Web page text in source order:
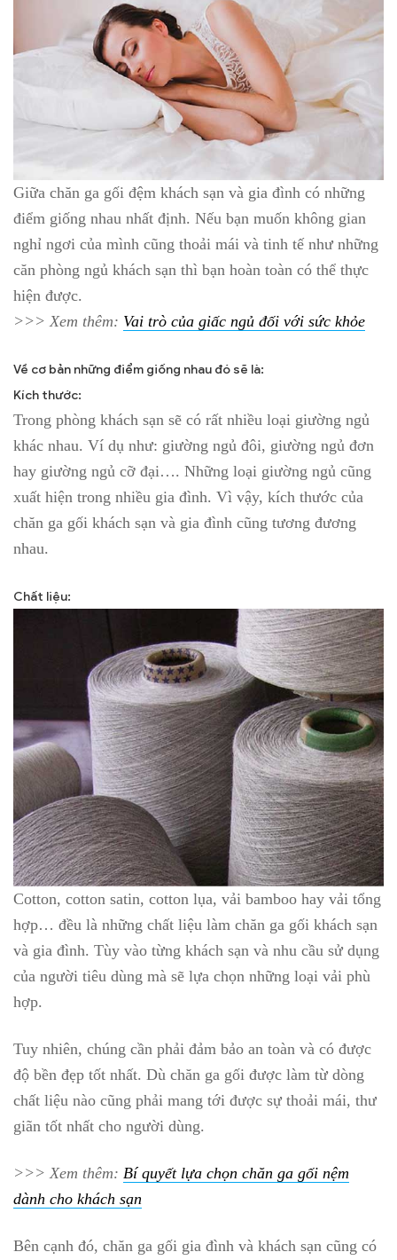
Giữa chăn ga gối đệm khách sạn và gia đình có những
điểm giống nhau nhất định. Nếu bạn muốn không gian
nghỉ ngơi của mình cũng thoải mái và tinh tế như những
căn phòng ngủ khách sạn thì bạn hoàn toàn có thể thực
hiện được.
>>> Xem thêm: Vai trò của giấc ngủ đối với sức khỏe
Về cơ bản những điểm giống nhau đó sẽ là:
Kích thước:
Trong phòng khách sạn sẽ có rất nhiều loại giường ngủ
khác nhau. Ví dụ như: giường ngủ đôi, giường ngủ đơn
hay giường ngủ cỡ đại…. Những loại giường ngủ cũng
xuất hiện trong nhiều gia đình. Vì vậy, kích thước của
chăn ga gối khách sạn và gia đình cũng tương đương
nhau.
Chất liệu:
Cotton, cotton satin, cotton lụa, vải bamboo hay vải tổng
hợp… đều là những chất liệu làm chăn ga gối khách sạn
và gia đình. Tùy vào từng khách sạn và nhu cầu sử dụng
của người tiêu dùng mà sẽ lựa chọn những loại vải phù
hợp.
Tuy nhiên, chúng cần phải đảm bảo an toàn và có được
độ bền đẹp tốt nhất. Dù chăn ga gối được làm từ dòng
chất liệu nào cũng phải mang tới được sự thoải mái, thư
giãn tốt nhất cho người dùng.
>>> Xem thêm: Bí quyết lựa chọn chăn ga gối nệm
dành cho khách sạn
Bên cạnh đó, chăn ga gối gia đình và khách sạn cũng có